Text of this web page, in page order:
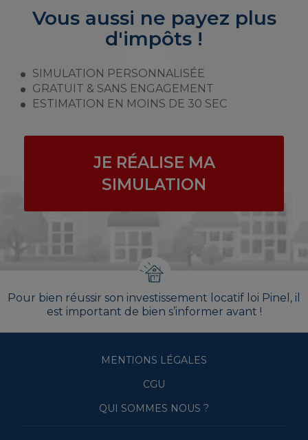
Vous aussi ne payez plus
d'impôts !
SIMULATION PERSONNALISÉE
GRATUIT & SANS ENGAGEMENT
ESTIMATION EN MOINS DE 30 SEC
JE RÉALISE MA
SIMULATION
Pour bien réussir son investissement locatif loi Pinel, il
est important de bien s’informer avant !
MENTIONS LÉGALES
CGU
QUI SOMMES NOUS ?